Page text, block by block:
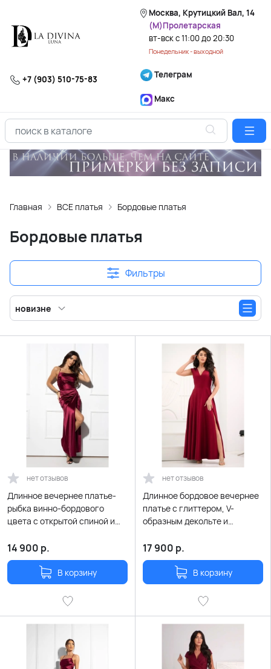
Москва, Крутицкий Вал, 14
(М)Пролетарская
вт-вск с 11:00 до 20:30
Понедельник - выходной
+7 (903) 510-75-83 Телеграм
Макс
Главная ВСЕ платья Бордовые платья
Бордовые платья
Фильтры
новизне
нет отзывов
Длинное вечернее платье-
рыбка винно-бордового
цвета с открытой спиной и
14 900 р.
В корзину
нет отзывов
Длинное бордовое вечернее
платье с глиттером, V-
образным декольте и
17 900 р.
В корзину